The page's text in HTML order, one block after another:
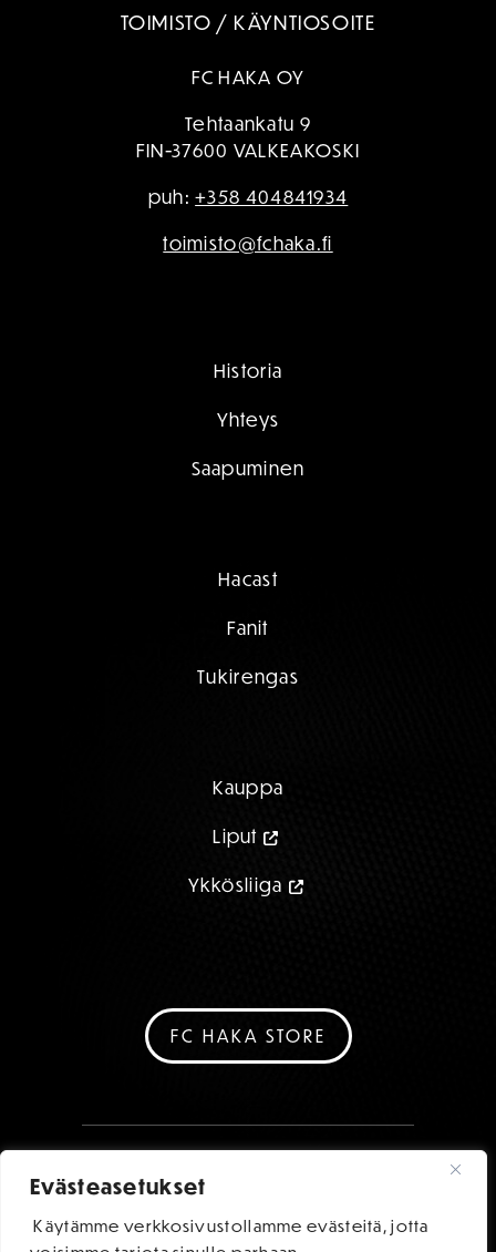
Evästeasetukset
Käytämme verkkosivustollamme evästeitä, jotta
TOIMISTO / KÄYNTIOSOITE
FC HAKA OY
Tehtaankatu 9
FIN-37600 VALKEAKOSKI
puh:+358 404841934
toimisto@fchaka.fi
Historia
Yhteys
Saapuminen
Hacast
Fanit
Tukirengas
Kauppa
Liput
Ykkösliiga
FC HAKA STORE